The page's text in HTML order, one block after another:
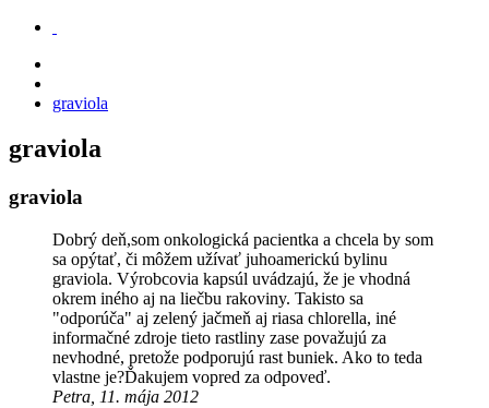
graviola
graviola
graviola
Dobrý deň,som onkologická pacientka a chcela by som
sa opýtať, či môžem užívať juhoamerickú bylinu
graviola. Výrobcovia kapsúl uvádzajú, že je vhodná
okrem iného aj na liečbu rakoviny. Takisto sa
"odporúča" aj zelený jačmeň aj riasa chlorella, iné
informačné zdroje tieto rastliny zase považujú za
nevhodné, pretože podporujú rast buniek. Ako to teda
vlastne je?Ďakujem vopred za odpoveď.
Petra, 11. mája 2012